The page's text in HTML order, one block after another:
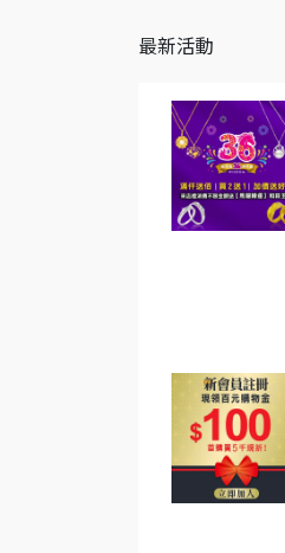
最新活動